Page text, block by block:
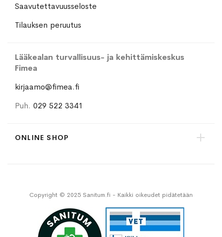
Saavutettavuusseloste
Tilauksen peruutus
Lääkealan turvallisuus- ja kehittämiskeskus
Fimea
kirjaamo@fimea.fi
Puh. 029 522 3341
ONLINE SHOP
Copyright © 2025 Sanitum.fi - Kaikki oikeudet pidätetään